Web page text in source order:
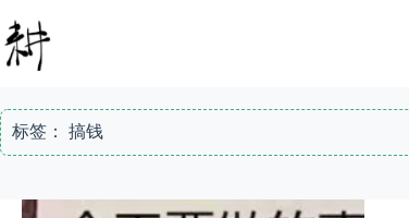
至
内
标签： 搞钱